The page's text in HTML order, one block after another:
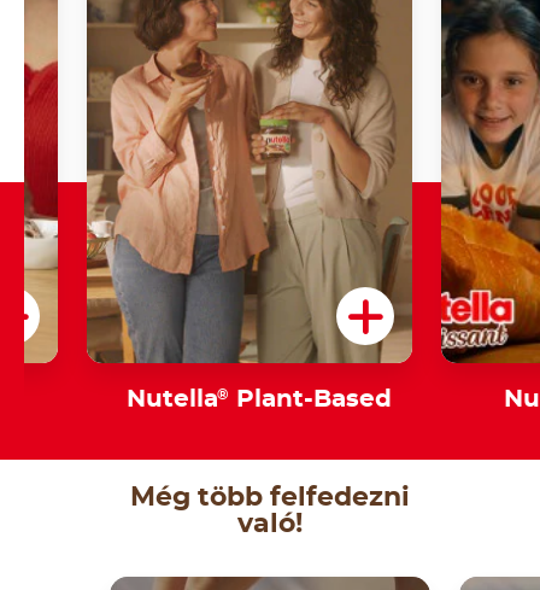
Nutella® Plant-Based
Még több felfedezni
való!